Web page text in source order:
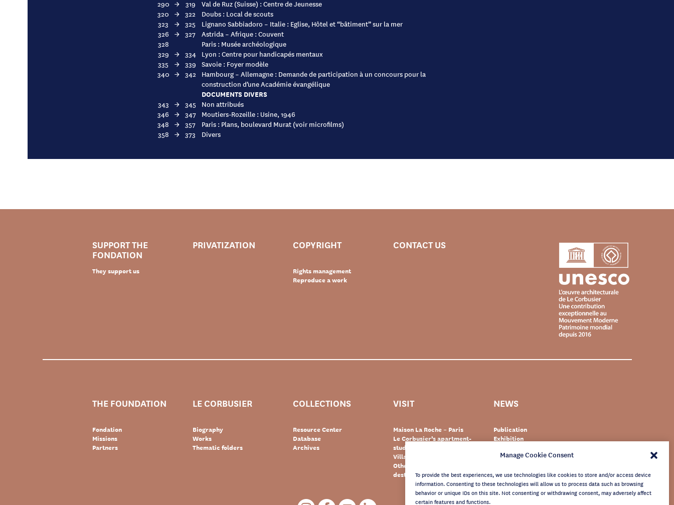
Manage Cookie Consent
To provide the best experiences, we use technologies like cookies to store and/or access device
information. Consenting to these technologies will allow us to process data such as browsing
behavior or unique IDs on this site. Not consenting or withdrawing consent, may adversely affect
certain features and functions.
290 → 319
Val de Ruz (Suisse) : Centre de Jeunesse
320 → 322
Doubs : Local de scouts
323
→ 325
Lignano Sabbiadoro – Italie : Eglise, Hôtel et “bâtiment” sur la mer
326 → 327 Astrida – Afrique : Couvent
328
Paris : Musée archéologique
329 → 334
Lyon : Centre pour handicapés mentaux
335
→ 339 Savoie : Foyer modèle
340 → 342
Hambourg – Allemagne : Demande de participation à un concours pour la
construction d’une Académie évangélique
DOCUMENTS DIVERS
343 → 345
Non attribués
346 → 347
Moutiers-Rozeille : Usine, 1946
348 → 357
Paris : Plans, boulevard Murat (voir microfilms)
358 → 373 Divers
SUPPORT THE
FONDATION
They support us
PRIVATIZATION COPYRIGHT
Rights management
Reproduce a work
CONTACT US
THE FOUNDATION
Fondation
Missions
Partners
LE CORBUSIER
Biography
Works
Thematic folders
COLLECTIONS
Resource Center
Database
Archives
VISIT
Maison La Roche – Paris
Le Corbusier’s apartment-
studio – Paris
Villa Le Lac – Switzerland
Other Le Corbusier
destinations
NEWS
Publication
Exhibition
Documentary